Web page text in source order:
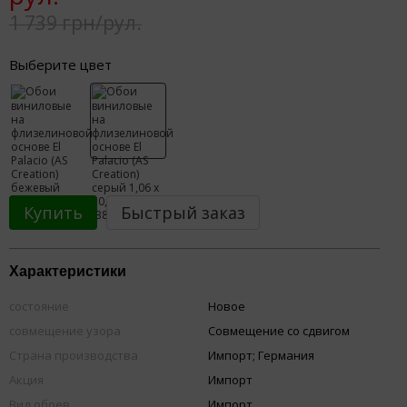
1 739 грн/рул.
Выберите цвет
Купить Быстрый заказ
Характеристики
состояние
Новое
совмещение узора
Совмещение со сдвигом
Страна производства
Импорт; Германия
Акция
Импорт